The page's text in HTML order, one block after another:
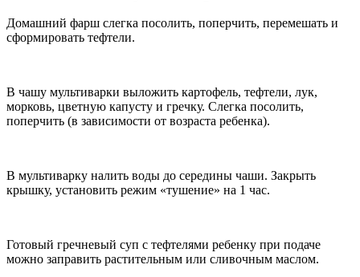
Домашний фарш слегка посолить, поперчить, перемешать и
сформировать тефтели.
В чашу мультиварки выложить картофель, тефтели, лук,
морковь, цветную капусту и гречку. Слегка посолить,
поперчить (в зависимости от возраста ребенка).
В мультиварку налить воды до середины чаши. Закрыть
крышку, установить режим «тушение» на 1 час.
Готовый гречневый суп с тефтелями ребенку при подаче
можно заправить растительным или сливочным маслом.